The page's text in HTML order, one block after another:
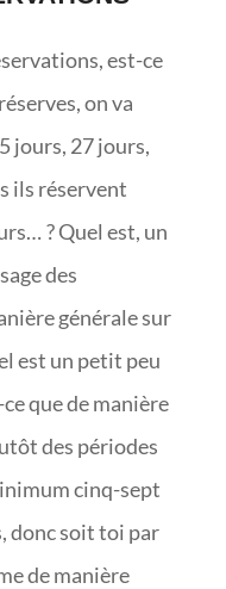
est-ce
on va
jours, 27 jours,
ils réservent
? Quel est, un
des
générale sur
est un petit peu
que de manière
des périodes
cinq-sept
donc soit toi par
de manière